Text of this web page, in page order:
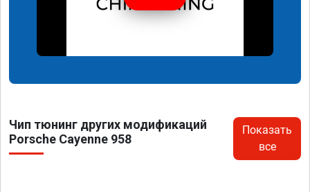
Чип тюнинг других модификаций
Porsche Cayenne 958
Показать
все